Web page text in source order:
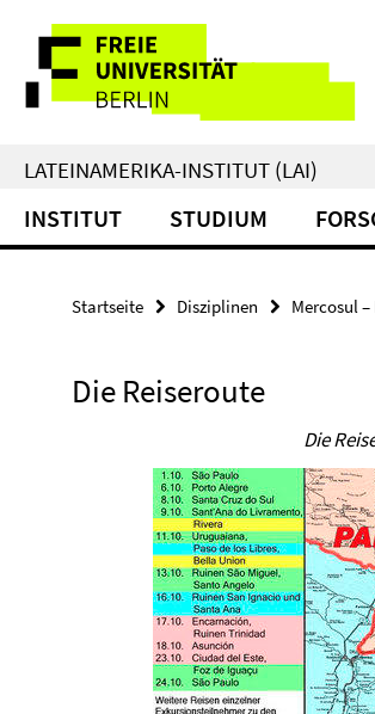
direkt
Inhalt
Service-
Navigation
LATEINAMERIKA-INSTITUT (LAI)
INSTITUT STUDIUM
Startseite Disziplinen Mercosul
Die Reiseroute
Die